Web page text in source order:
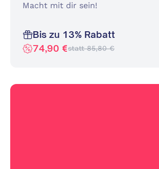
Macht mit dir sein!
Bis zu 13% Rabatt
74,90 €statt 85,80 €